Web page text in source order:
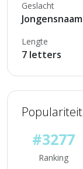
Geslacht
Jongensnaam
Lengte
7 letters
Populariteit
#3277
Ranking